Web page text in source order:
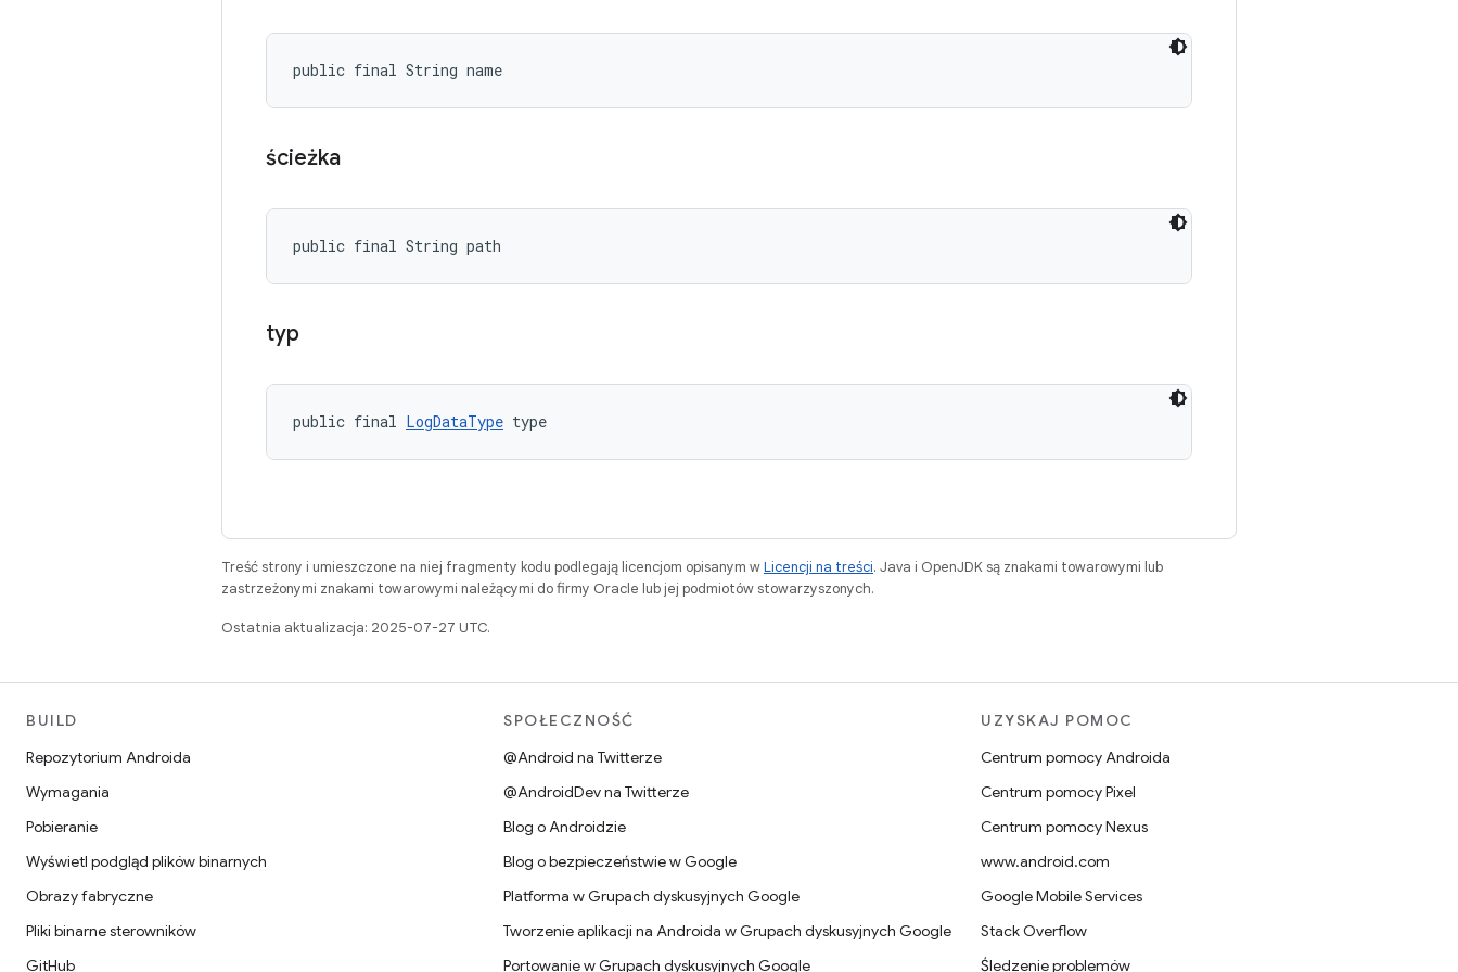
public final String name
ścieżka
public final String path
typ
public final LogDataType type
Treść strony i umieszczone na niej fragmenty kodu podlegają licencjom opisanym wLicencji na treści. Java i OpenJDK są znakami towarowymi lub
zastrzeżonymi znakami towarowymi należącymi do firmy Oracle lub jej podmiotów stowarzyszonych.
Ostatnia aktualizacja: 2025-07-27 UTC.
BUILD
Repozytorium Androida
Wymagania
Pobieranie
Wyświetl podgląd plików binarnych
Obrazy fabryczne
Pliki binarne sterowników
GitHub
SPOŁECZNOŚĆ
@Android na Twitterze
@AndroidDev na Twitterze
Blog o Androidzie
Blog o bezpieczeństwie w Google
Platforma w Grupach dyskusyjnych Google
Tworzenie aplikacji na Androida w Grupach dyskusyjnych Google
Portowanie w Grupach dyskusyjnych Google
UZYSKAJ POMOC
Centrum pomocy Androida
Centrum pomocy Pixel
Centrum pomocy Nexus
www.android.com
Google Mobile Services
Stack Overflow
Śledzenie problemów